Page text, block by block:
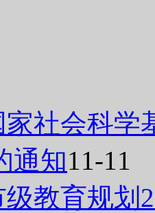
社会科学
通知11-11
教育规划